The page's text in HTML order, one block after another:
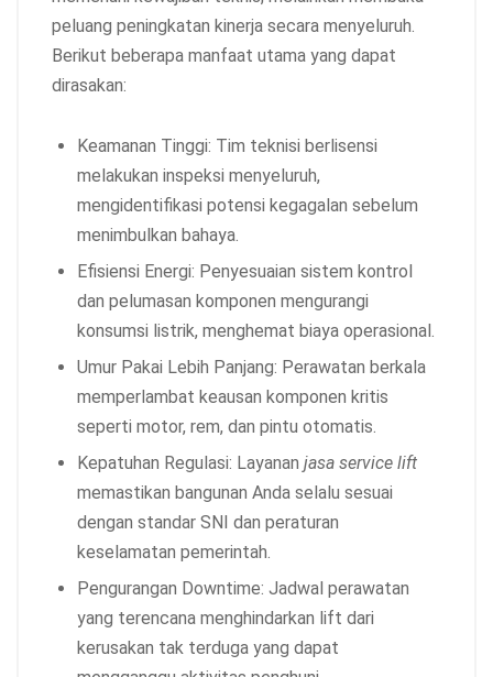
peluang peningkatan kinerja secara menyeluruh.
Berikut beberapa manfaat utama yang dapat
dirasakan:
Keamanan Tinggi: Tim teknisi berlisensi
melakukan inspeksi menyeluruh,
mengidentifikasi potensi kegagalan sebelum
menimbulkan bahaya.
Efisiensi Energi: Penyesuaian sistem kontrol
dan pelumasan komponen mengurangi
konsumsi listrik, menghemat biaya operasional.
Umur Pakai Lebih Panjang: Perawatan berkala
memperlambat keausan komponen kritis
seperti motor, rem, dan pintu otomatis.
Kepatuhan Regulasi: Layanan jasa service lift
memastikan bangunan Anda selalu sesuai
dengan standar SNI dan peraturan
keselamatan pemerintah.
Pengurangan Downtime: Jadwal perawatan
yang terencana menghindarkan lift dari
kerusakan tak terduga yang dapat